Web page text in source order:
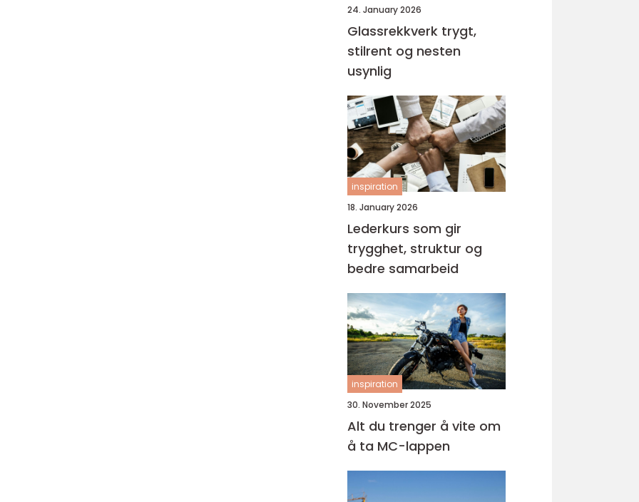
24. January 2026
Glassrekkverk trygt,
stilrent og nesten
usynlig
inspiration
18. January 2026
Lederkurs som gir
trygghet, struktur og
bedre samarbeid
inspiration
30. November 2025
Alt du trenger å vite om
å ta MC-lappen